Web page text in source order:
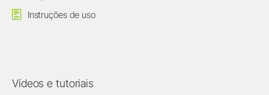
Instruções de uso
Vídeos e tutoriais